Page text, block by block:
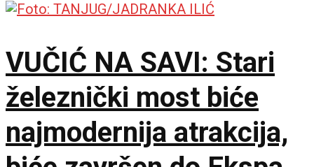
VUČIĆ NA SAVI: Stari
železnički most biće
najmodernija atrakcija,